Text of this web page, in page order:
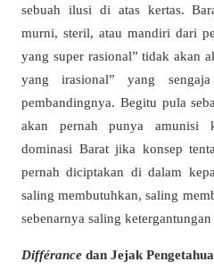
sebuah ilusi di atas kertas.
murni, steril, atau mandiri dari
yang super rasional” tidak akan
yang irasional” yang
pembandingnya. Begitu pula
akan pernah punya amunisi
dominasi Barat jika konsep
pernah diciptakan di dalam
saling membutuhkan, saling
sebenarnya saling
Différance dan Jejak